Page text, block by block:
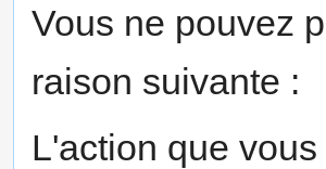
Vous ne pouvez
raison suivante :
L'action que